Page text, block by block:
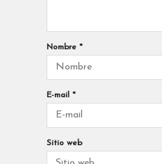
Nombre *
E-mail *
Sitio web